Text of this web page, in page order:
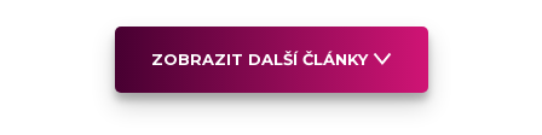
ZOBRAZIT DALŠÍ ČLÁNKY